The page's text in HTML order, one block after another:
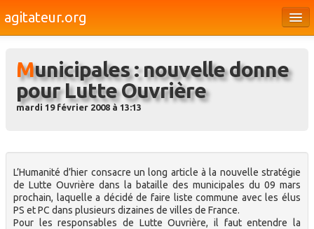
agitateur.org
Bourges & le Cher
Société
Médias
Dossiers
Brèves
Municipales : nouvelle donne
pour Lutte Ouvrière
mardi 19 février 2008 à 13:13
L’Humanité d’hier consacre un long article à la nouvelle stratégie
de Lutte Ouvrière dans la bataille des municipales du 09 mars
prochain, laquelle a décidé de faire liste commune avec les élus
PS et PC dans plusieurs dizaines de villes de France.
Pour les responsables de Lutte Ouvrière, il faut entendre la